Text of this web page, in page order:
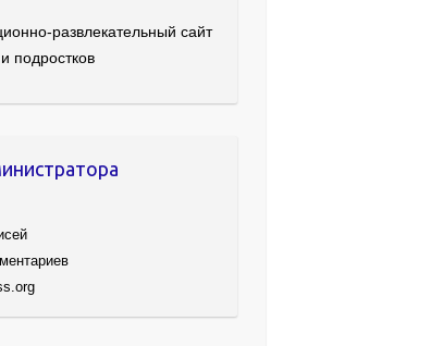
развлекательный сайт
подростков